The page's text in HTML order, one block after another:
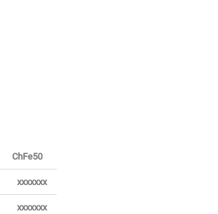
ChFe50
xxxxxxx
xxxxxxx